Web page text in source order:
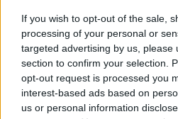
If you wish to opt-out of the sale,
processing of your personal or
targeted advertising by us, please
section to confirm your selection.
opt-out request is processed you
interest-based ads based on
us or personal information
Cittadini
Il nesso tra cambiamenti climatici
Tutti morimmo a stento (3)
Tutti morimmo a stento (2)
​Tutti morimmo a stento (1)
IL CORRIDOIO BLU il resoconto
Un manuale essenziale per